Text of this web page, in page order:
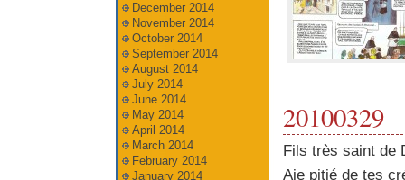
20100329
Fils très saint de
Aie pitié de tes
December 2014
November 2014
October 2014
September 2014
August 2014
July 2014
June 2014
May 2014
April 2014
March 2014
February 2014
January 2014